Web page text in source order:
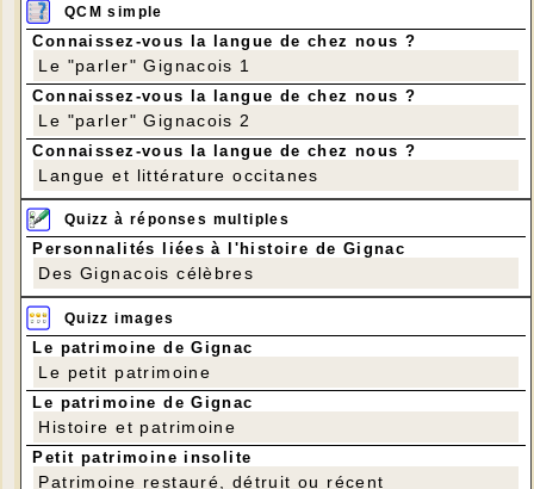
QCM simple
Connaissez-vous la langue de chez nous ?
Le "parler" Gignacois 1
Connaissez-vous la langue de chez nous ?
Le "parler" Gignacois 2
Connaissez-vous la langue de chez nous ?
Langue et littérature occitanes
Quizz à réponses multiples
Personnalités liées à l'histoire de Gignac
Des Gignacois célèbres
Quizz images
Le patrimoine de Gignac
Le petit patrimoine
Le patrimoine de Gignac
Histoire et patrimoine
Petit patrimoine insolite
Patrimoine restauré, détruit ou récent